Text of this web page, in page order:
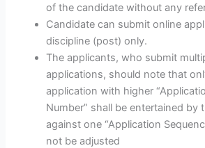
of the candidate without any
Candidate can submit online
discipline (post) only.
The applicants, who submit
applications, should note that
application with higher
Number” shall be entertained by
against one “Application
not be adjusted